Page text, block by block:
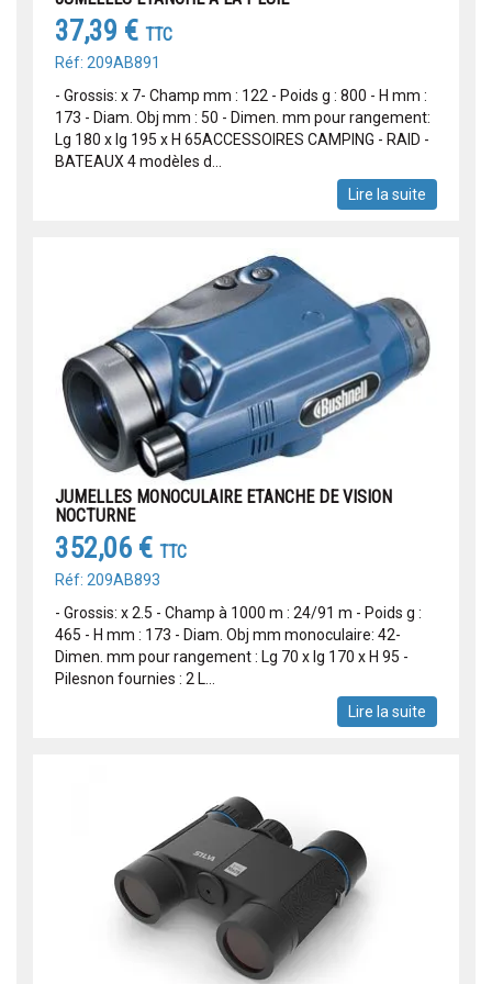
37,39 € TTC
Réf: 209AB891
- Grossis: x 7- Champ mm : 122 - Poids g : 800 - H mm :
173 - Diam. Obj mm : 50 - Dimen. mm pour rangement:
Lg 180 x lg 195 x H 65ACCESSOIRES CAMPING - RAID -
BATEAUX 4 modèles d...
Lire la suite
JUMELLES MONOCULAIRE ETANCHE DE VISION
NOCTURNE
352,06 € TTC
Réf: 209AB893
- Grossis: x 2.5 - Champ à 1000 m : 24/91 m - Poids g :
465 - H mm : 173 - Diam. Obj mm monoculaire: 42-
Dimen. mm pour rangement : Lg 70 x lg 170 x H 95 -
Pilesnon fournies : 2 L...
Lire la suite